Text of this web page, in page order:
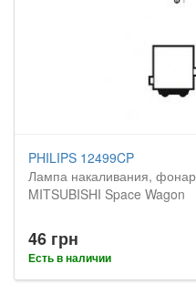
PHILIPS 12499CP
Лампа накаливания,
MITSUBISHI Space Wagon
46 грн
Есть в наличии